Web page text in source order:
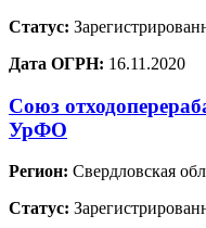
Статус:
Дата ОГРН: 16.11.2020
Союз
УрФО
Регион: Свердловская
Статус: